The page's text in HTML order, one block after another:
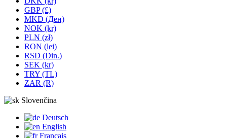
GBP (£)
MKD (Ден)
NOK (kr)
PLN (zł)
RON (lei)
RSD (Din.)
SEK (kr)
TRY (TL)
ZAR (R)
Slovenčina
Deutsch
English
Français